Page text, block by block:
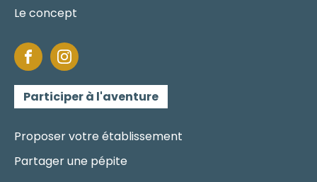
Le concept
Participer à l'aventure
Proposer votre établissement
Partager une pépite